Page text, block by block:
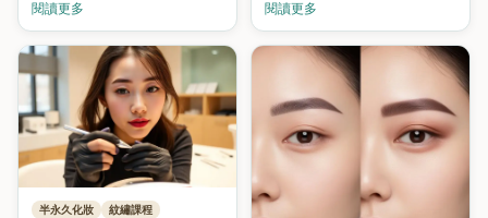
$13K 起步、導師時薪 $400–
$800，附揾工渠道與招聘陷阱避
雷。
閱讀更多 閱讀更多
半永久化妝 紋繡課程